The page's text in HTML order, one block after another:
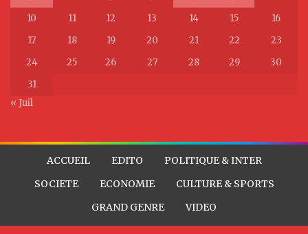
10
11 12 13 14 15
16
17
18 19 20 21 22
23
24
25 26 27 28 29
30
31
« Juil
ACCUEIL EDITO
POLITIQUE & INTER
SOCIETE
ECONOMIE
CULTURE & SPORTS
GRAND GENRE
VIDEO